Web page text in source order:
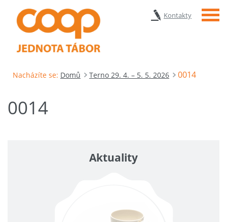
Kontakty Menu
Nacházíte se: Domů Terno 29. 4. – 5. 5. 2026 0014
0014
Aktuality